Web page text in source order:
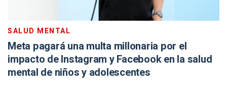
SALUD MENTAL
Meta pagará una multa millonaria por el
impacto de Instagram y Facebook en la salud
mental de niños y adolescentes